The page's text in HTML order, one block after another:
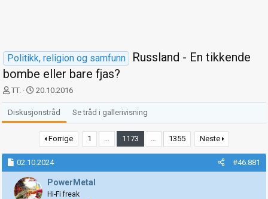
Politikk, religion og samfunn
Russland - En tikkende
bombe eller bare fjas?
T
r
å
d
a
r
t
e
TT.
S
t
a
r
a
t
o
20.10.2016
Diskusjonstråd Se tråd i gallerivisning
Forrige 1 1173 1355 Neste
02.10.2024 #46.881
PowerMetal
Hi-Fi freak